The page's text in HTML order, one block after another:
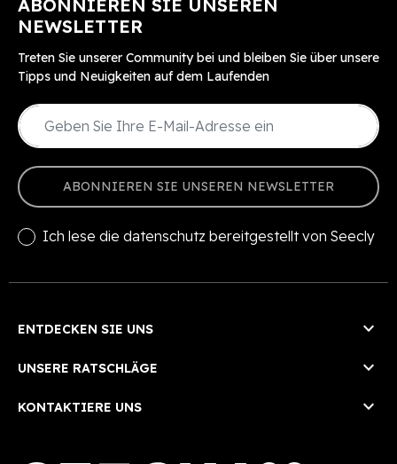
ABONNIEREN SIE UNSEREN
NEWSLETTER
Treten Sie unserer Community bei und bleiben Sie über unsere
Tipps und Neuigkeiten auf dem Laufenden
ABONNIEREN SIE UNSEREN NEWSLETTER
Ich lese die datenschutz bereitgestellt von Seecly
ENTDECKEN SIE UNS 
UNSERE RATSCHLÄGE 
KONTAKTIERE UNS 